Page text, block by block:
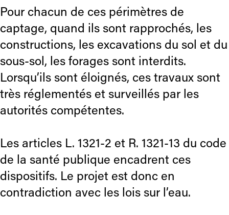
Pour chacun de ces périmètres de
captage, quand ils sont rapprochés, les
constructions, les excavations du sol et du
sous-sol, les forages sont interdits.
Lorsqu’ils sont éloignés, ces travaux sont
très réglementés et surveillés par les
autorités compétentes.
Les articles L. 1321-2 et R. 1321-13 du code
de la santé publique encadrent ces
dispositifs. Le projet est donc en
contradiction avec les lois sur l’eau.